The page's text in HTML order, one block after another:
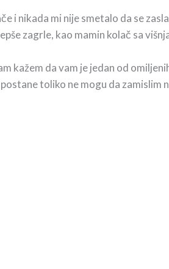
i nikada mi nije smetalo da se
zagrle, kao mamin kolač sa
kažem da vam je jedan od
toliko ne mogu da zamislim